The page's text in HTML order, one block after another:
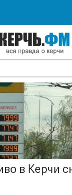
в Керчи